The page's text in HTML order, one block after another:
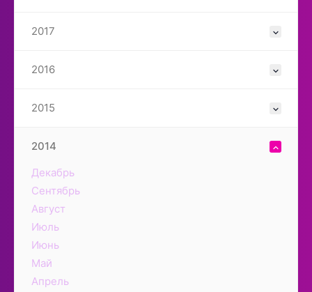
2017
2016
2015
2014
Декабрь
Сентябрь
Август
Июль
Июнь
Май
Апрель